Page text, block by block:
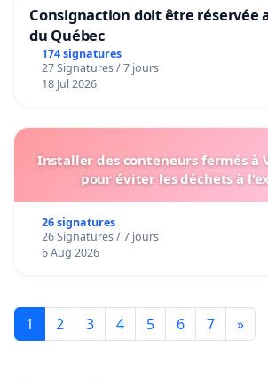
Consignaction doit être réservée
du Québec
174 signatures
27 Signatures / 7 jours
18 Jul 2026
Installer des conteneurs fermés à
pour éviter les déchets à
26 signatures
26 Signatures / 7 jours
6 Aug 2026
1 2 3 4 5 6 7 »